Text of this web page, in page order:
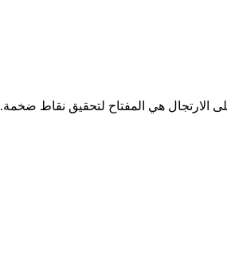
الارتجال هي المفتاح لتحقيق نقاط ضخمة.